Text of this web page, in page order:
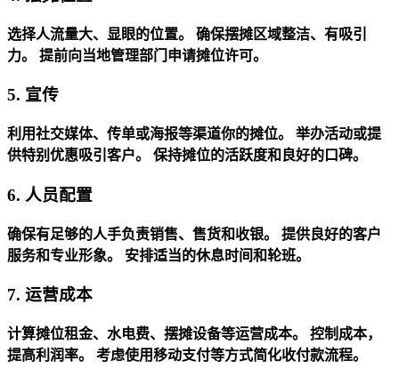
选择人流量大、显眼的位置。
确保摆摊区域整洁、有吸引
力。
提前向当地管理部门申请摊位许可。
5. 宣传
利用社交媒体、传单或海报等渠道你的摊位。
举办活动或提
供特别优惠吸引客户。
保持摊位的活跃度和良好的口碑。
6. 人员配置
确保有足够的人手负责销售、售货和收银。
提供良好的客户
服务和专业形象。
安排适当的休息时间和轮班。
7. 运营成本
计算摊位租金、水电费、摆摊设备等运营成本。
控制成本，
提高利润率。
考虑使用移动支付等方式简化收付款流程。